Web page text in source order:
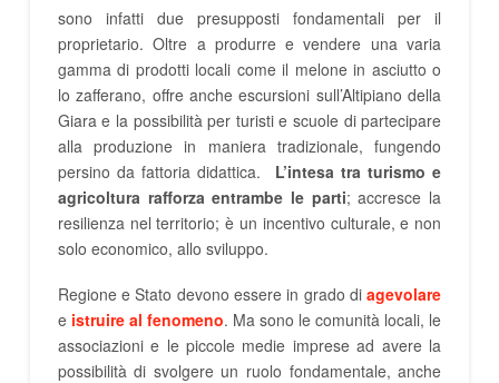
sono infatti due presupposti fondamentali per il
proprietario. Oltre a produrre e vendere una varia
gamma di prodotti locali come il melone in asciutto o
lo zafferano, offre anche escursioni sull’Altipiano della
Giara e la possibilità per turisti e scuole di partecipare
alla produzione in maniera tradizionale, fungendo
persino da fattoria didattica. L’intesa tra turismo e
agricoltura rafforza entrambe le parti; accresce la
resilienza nel territorio; è un incentivo culturale, e non
solo economico, allo sviluppo.
Regione e Stato devono essere in grado diagevolare
e istruire al fenomeno. Ma sono le comunità locali, le
associazioni e le piccole medie imprese ad avere la
possibilità di svolgere un ruolo fondamentale, anche